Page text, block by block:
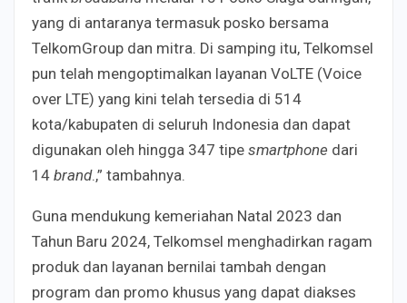
yang di antaranya termasuk posko bersama
TelkomGroup dan mitra. Di samping itu, Telkomsel
pun telah mengoptimalkan layanan VoLTE (Voice
over LTE) yang kini telah tersedia di 514
kota/kabupaten di seluruh Indonesia dan dapat
digunakan oleh hingga 347 tipe smartphone dari
14 brand.,” tambahnya.
Guna mendukung kemeriahan Natal 2023 dan
Tahun Baru 2024, Telkomsel menghadirkan ragam
produk dan layanan bernilai tambah dengan
program dan promo khusus yang dapat diakses